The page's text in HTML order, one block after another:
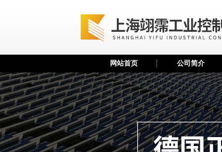
网站首页 公司简介